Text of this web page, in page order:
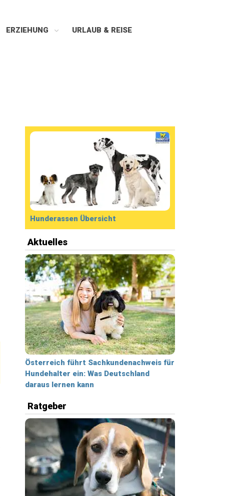
ERZIEHUNG URLAUB & REISE
Hunderassen Übersicht
Aktuelles
Österreich führt Sachkundenachweis für
Hundehalter ein: Was Deutschland
daraus lernen kann
Ratgeber